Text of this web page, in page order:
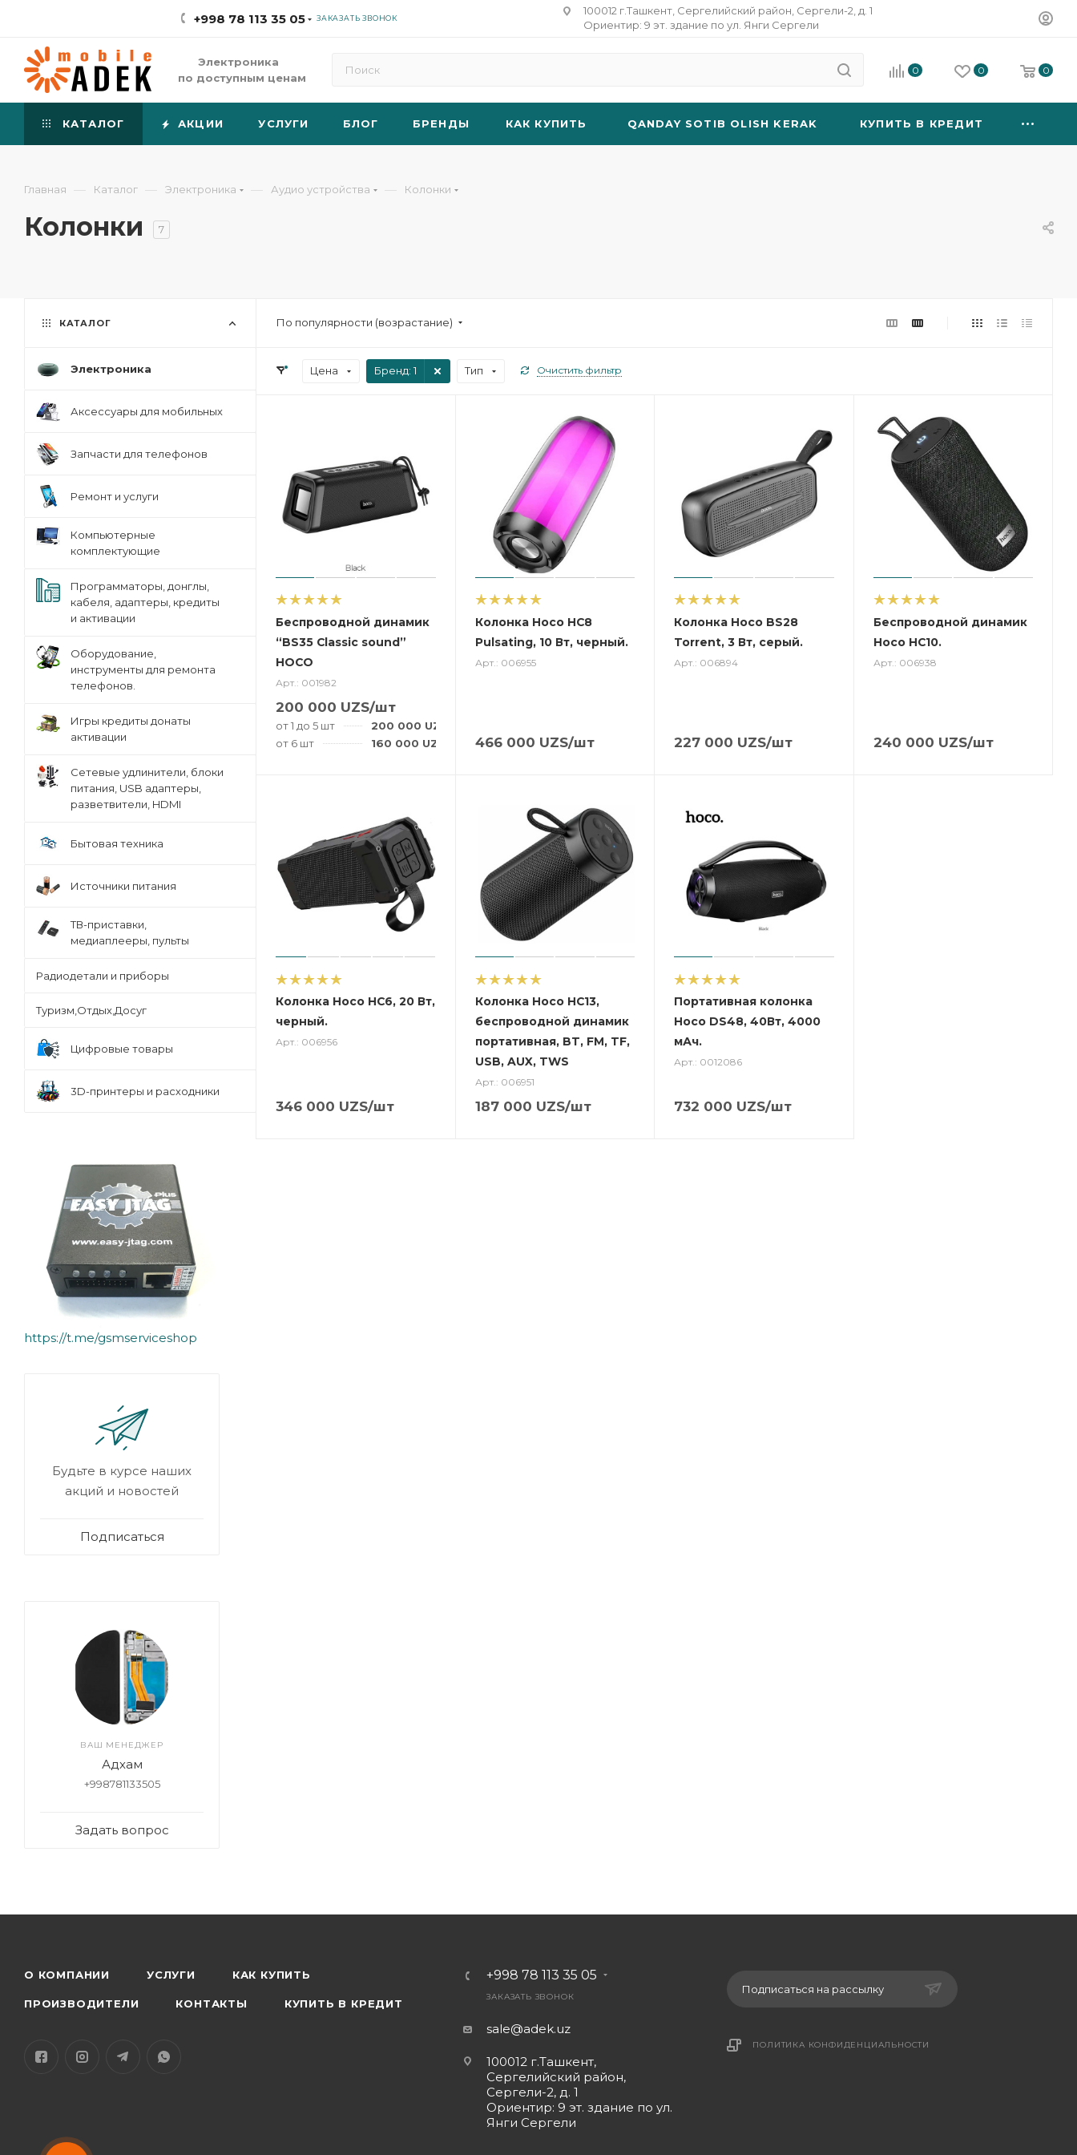
+998 78 113 35 05 ЗАКАЗАТЬ ЗВОНОК
100012 г.Ташкент, Сергелийский район, Сергели-2, д. 1
Ориентир: 9 эт. здание по ул. Янги Сергели
Электроника
по доступным ценам
0 0 0
КАТАЛОГ АКЦИИ УСЛУГИ БЛОГ БРЕНДЫ КАК КУПИТЬ QANDAY SOTIB OLISH KERAK КУПИТЬ В КРЕДИТ
Главная — Каталог — Электроника — Аудио устройства — Колонки
Колонки 7
По популярности (возрастание)
Цена Бренд: 1 Тип Очистить фильтр
Беспроводной динамик
“BS35 Classic sound”
HOCO
Арт.: 001982
200 000 UZS/шт
от 1 до 5 шт 200 000 UZS
от 6 шт
160 000 UZS
Колонка Hoco HC8
Pulsating, 10 Вт, черный.
Арт.: 006955
466 000 UZS/шт
Колонка Hoco BS28
Torrent, 3 Вт, серый.
Арт.: 006894
227 000 UZS/шт
Беспроводной динамик
Hoco HC10.
Арт.: 006938
240 000 UZS/шт
Колонка Hoco HC6, 20 Вт,
черный.
Арт.: 006956
346 000 UZS/шт
Колонка Hoco HC13,
беспроводной динамик
портативная, BT, FM, TF,
USB, AUX, TWS
Арт.: 006951
187 000 UZS/шт
Портативная колонка
Hoco DS48, 40Вт, 4000
мАч.
Арт.: 0012086
732 000 UZS/шт
КАТАЛОГ
Электроника
Аксессуары для мобильных
Запчасти для телефонов
Ремонт и услуги
Компьютерные
комплектующие
Программаторы, донглы,
кабеля, адаптеры, кредиты
и активации
Оборудование,
инструменты для ремонта
телефонов.
Игры кредиты донаты
активации
Сетевые удлинители, блоки
питания, USB адаптеры,
разветвители, HDMI
Бытовая техника
Источники питания
ТВ-приставки,
медиаплееры, пульты
Радиодетали и приборы
Туризм,Отдых,Досуг
Цифровые товары
3D-принтеры и расходники
https://t.me/gsmserviceshop
Будьте в курсе наших
акций и новостей
Подписаться
ВАШ МЕНЕДЖЕР
Адхам
+998781133505
Задать вопрос
О КОМПАНИИ УСЛУГИ КАК КУПИТЬ
ПРОИЗВОДИТЕЛИ КОНТАКТЫ КУПИТЬ В КРЕДИТ
+998 78 113 35 05
ЗАКАЗАТЬ ЗВОНОК
sale@adek.uz
100012 г.Ташкент,
Сергелийский район,
Сергели-2, д. 1
Ориентир: 9 эт. здание по ул.
Янги Сергели
Подписаться на рассылку
ПОЛИТИКА КОНФИДЕНЦИАЛЬНОСТИ